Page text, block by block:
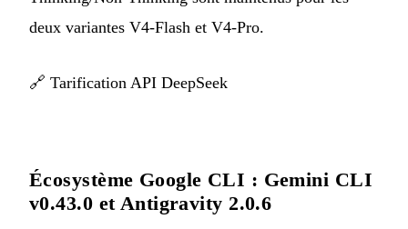
deux variantes V4-Flash et V4-Pro.
🔗 Tarification API DeepSeek
Écosystème Google CLI : Gemini CLI
v0.43.0 et Antigravity 2.0.6